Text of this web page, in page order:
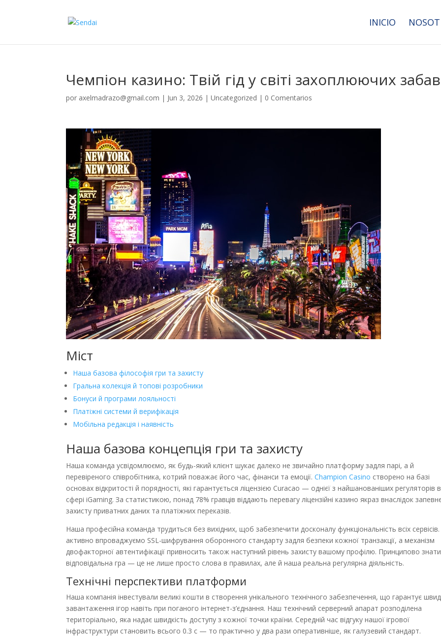
INICIO
Чемпіон казино: Твій гід у світі захоплюючих забав
por axelmadrazo@gmail.com | Jun 3, 2026 |Uncategorized | 0 Comentarios
Міст
Наша базова філософія гри та захисту
Гральна колекція й топові розробники
Бонуси й програми лояльності
Платіжні системи й верифікація
Мобільна редакція і наявність
Наша базова концепція гри та захисту
Наша команда усвідомлюємо, як будь-який клієнт шукає далеко не звичайно платформу задля парі, а й
перевіреного співробітника, котрий поважає його час, фінанси та емоції.Champion Casino створено на базі
основах відкритості й порядності, які гарантується ліцензією Curacao — однієї з найшанованіших регуляторів в
сфері iGaming. За статистикою, понад 78% гравців віддають перевагу ліцензійні казино якраз внаслідок
захисту приватних даних та платіжних переказів.
Наша професійна команда трудиться без вихідних, щоб забезпечити досконалу функціональність всіх
активно впроваджуємо SSL-шифрування оборонного стандарту задля безпеки кожної транзакції, а механізм
двофакторної автентифікації привносить також наступний рівень захисту вашому профілю. Принципово
відповідальна гра — це не лише просто слова в правилах, але й наша реальна регулярна діяльність.
Технічні перспективи платформи
Наша компанія інвестували великі кошти в створення унікального технічного забезпечення, що гарантує
завантаження ігор навіть при поганого інтернет-з’єднання. Наш технічний серверний апарат розподілена
територіально, яка надає швидкість доступу з кожної точки країни. Середній час відгуку нашої ігрової
інфраструктури становить всього 0.3 с — то практично у два рази оперативніше, як галузевий стандарт.